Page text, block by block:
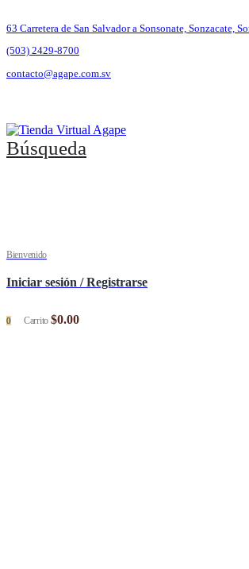
63 Carretera de San Salvador a Sonsonate, Sonzacate,
(503) 2429-8700
contacto@agape.com.sv
Búsqueda
Bienvenido
Iniciar sesión / Registrarse
0 Carrito $0.00